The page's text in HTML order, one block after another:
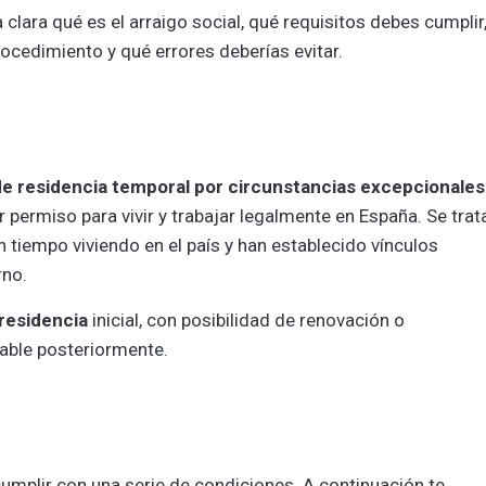
qué es el arraigo social, qué requisitos debes cumplir,
y qué errores deberías evitar.
residencia temporal por circunstancias excepcionales
para vivir y trabajar legalmente en España. Se
tiempo viviendo en el país y han establecido vínculos
inicial, con posibilidad de renovación o
posteriormente.